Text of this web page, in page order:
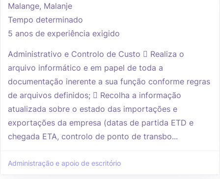
Malange, Malanje
Tempo determinado
5 anos de experiência exigido
Administrativo e Controlo de Custo  Realiza o
arquivo informático e em papel de toda a
documentação inerente a sua função conforme regras
de arquivos definidos;  Recolha a informação
atualizada sobre o estado das importações e
exportações da empresa (datas de partida ETD e
chegada ETA, controlo de ponto de transbo...
Administração e apoio de escritório